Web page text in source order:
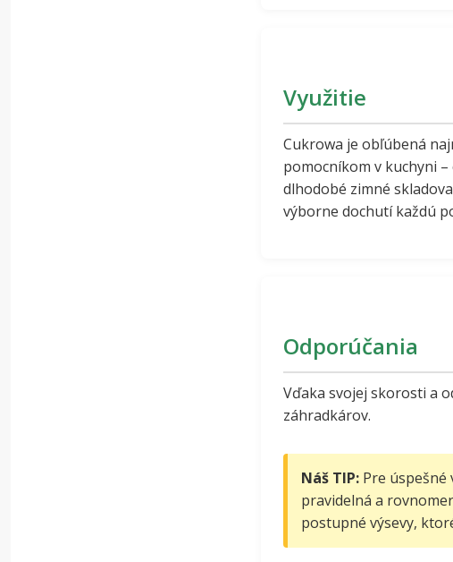
Využitie
Cukrowa je obľúbená
pomocníkom v kuchyni
dlhodobé zimné
výborne dochutí každú
Odporúčania
Vďaka svojej skorosti a
záhradkárov.
Náš TIP: Pre úspešné
pravidelná a
postupné výsevy,